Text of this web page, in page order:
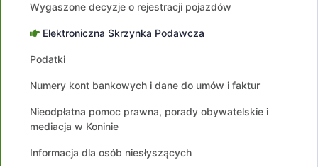
Wygaszone decyzje o rejestracji pojazdów
Elektroniczna Skrzynka Podawcza
Podatki
Numery kont bankowych i dane do umów i faktur
Nieodpłatna pomoc prawna, porady obywatelskie i
mediacja w Koninie
Informacja dla osób niesłyszących